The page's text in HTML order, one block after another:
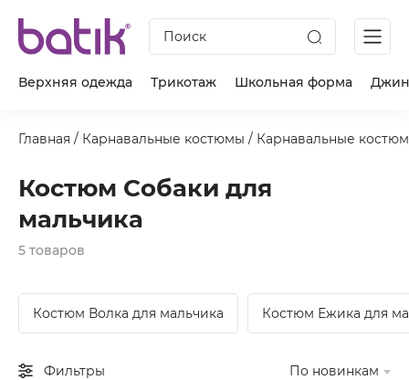
Поиск
Верхняя одежда Трикотаж Школьная форма
Главная / Карнавальные костюмы / Карнавальные
Костюм Собаки для
мальчика
5 товаров
Костюм Волка для мальчика Костюм Ежика для
Фильтры По новинкам